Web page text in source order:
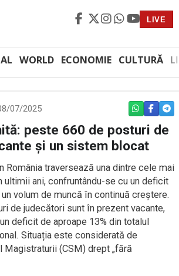
LIVE
WORLD ECONOMIE CULTURĂ
07/2025 WHATSAPP
peste 660 de posturi de
și un sistem blocat
România traversează una dintre cele mai
ani, confruntându-se cu un deficit
volum de muncă în continuă creștere.
de judecători sunt în prezent vacante,
deficit de aproape 13% din totalul
Situația este considerată de
Magistraturii (CSM) drept „fără